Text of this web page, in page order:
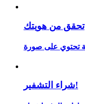
معلومة
تحقق من هويتك
شراء التشفير!